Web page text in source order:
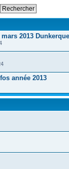
2013 Dunkerque
année 2013